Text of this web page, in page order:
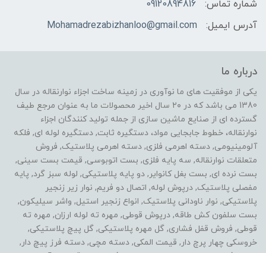
شماره تماس:
09120894816
آدرس ایمیل:
Mohamadrezabizhanloo@gmail.com
درباره ما
یکی از موفقیت های ما نوآوری در زمینه ساخت اجزاء نوارنقاله در سال
1380 می باشد که در ۲۰ سال اخیر محصولات ما به عنوان مرجع طیف
گسترده ای از صنایع ماشین سازی از جمله تولید کنندگان اجزاء
نوارنقاله، خطوط جابجایی مواد، دستگیره ثابت, دستگیره لوله ای, فلکه
آلومینیومی, دسته اهرمی فلزی, دسته اهرمی پلاستیک, فروش
متعلقات نوارنقاله, سه پایه فلزی, بست اتوبوسی, قیمت بست سینی,
بست نرده ای, بست بغل کانوایر, دو پایه پلاستیکی, لوله سبز گرد, پایه
مفصلی پلاستیک, درپوش لوله, اتصال دو فریم, نوار زیر زنجیر
پلاستیکی, نوار ناودانی پلاستیک, انواع زنجیر استیل, واشر سیلیکون,
بست سلفون کش طاقه, درپوش قوطی, مهره ته لوله ارزان, مهره ته
قوطی, فروش قفل فشاری, گل مهره پلاستیکی, گل پیچ پلاستیکی,
خروسکی چهار پرچ دار, قیمت المکی, دسته مچی, دسته فرز پیچ دار,